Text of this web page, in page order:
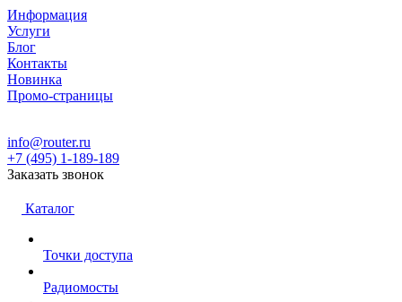
Информация
Услуги
Блог
Контакты
Новинка
Промо-страницы
info@router.ru
+7 (495) 1-189-189
Заказать звонок
Каталог
Точки доступа
Радиомосты